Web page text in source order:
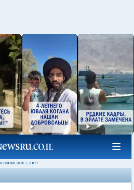
07 ИЮНЯ 2026 08:11